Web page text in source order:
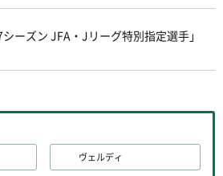
ーズン JFA・Jリーグ特別指定選手」
ヴェルディ